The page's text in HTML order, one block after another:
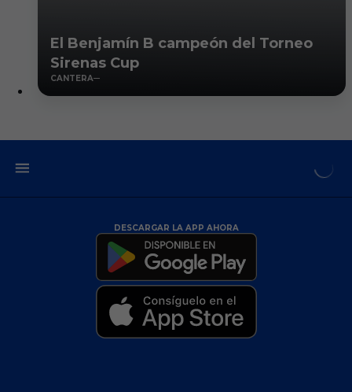
El Benjamín B campeón del Torneo
Sirenas Cup
CANTERA
DESCARGAR LA APP AHORA